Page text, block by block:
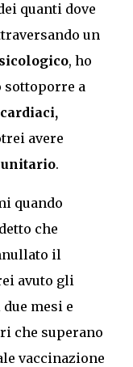
quanti dove
un
, ho
sottoporre a
avere
.
quando
che
il
avuto gli
mesi e
che superano
vaccinazione